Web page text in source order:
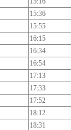
15:36
15:55
16:15
16:34
16:54
17:13
17:33
17:52
18:12
18:31